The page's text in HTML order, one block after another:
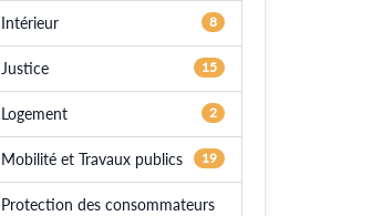
Intérieur 8
Justice 15
Logement 2
Mobilité et Travaux publics 19
Protection des consommateurs